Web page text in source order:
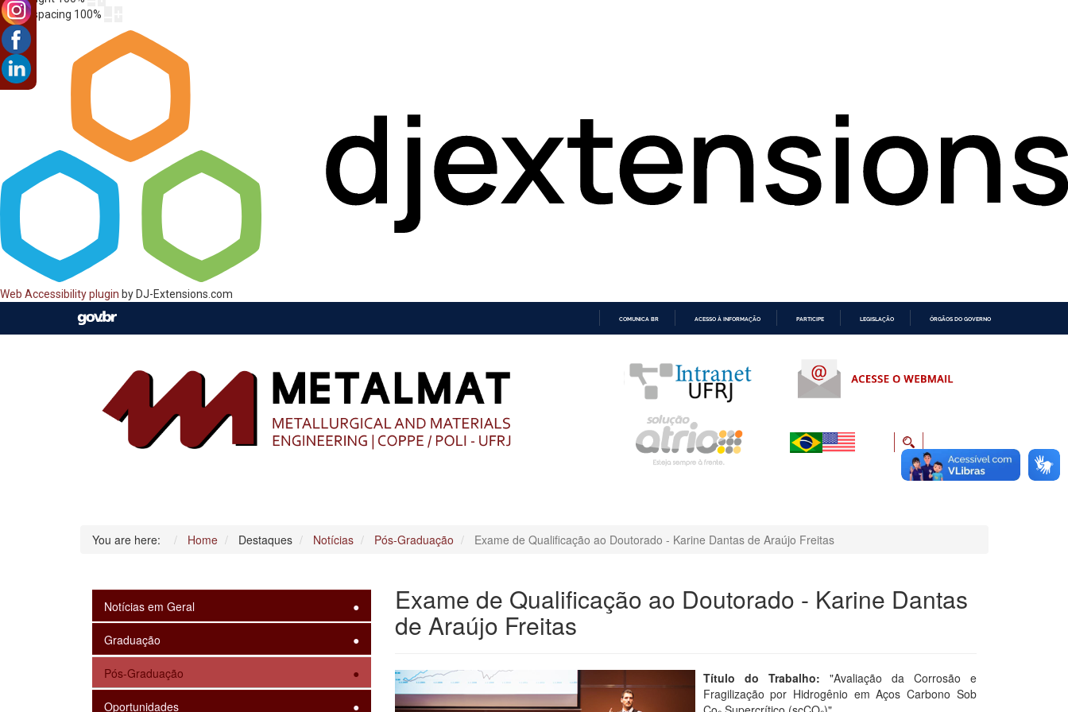
Letter spacing 100%
Web Accessibility plugin by DJ-Extensions.com
COMUNICA BR ACESSO À INFORMAÇÃO PARTICIPE LEGISLAÇÃO ÓRGÃOS DO GOVERNO
You are here: Home Destaques Notícias Pós-Graduação Exame de Qualificação ao Doutorado - Karine Dantas de Araújo Freitas
Notícias em Geral
Graduação
Pós-Graduação
Oportunidades
Exame de Qualificação ao Doutorado - Karine Dantas
de Araújo Freitas
Título do Trabalho: "Avaliação da Corrosão e
Fragilização por Hidrogênio em Aços Carbono Sob